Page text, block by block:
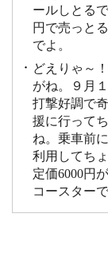
ールしとる
円で売っと
でよ。
どえりゃ～
がね。９月
打撃好調で
援に行って
ね。乗車前
利用してち
定価6000円
コースター